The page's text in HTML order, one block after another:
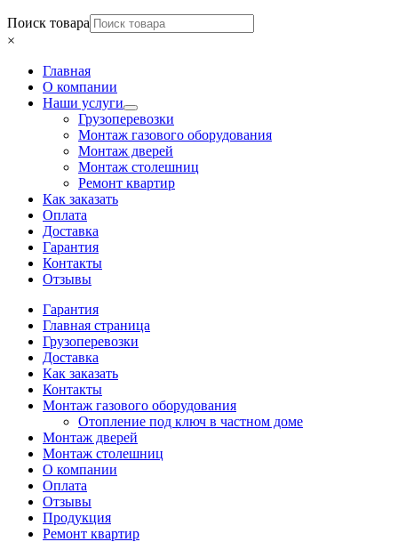
Поиск товара
×
Главная
О компании
Наши услуги
Грузоперевозки
Монтаж газового оборудования
Монтаж дверей
Монтаж столешниц
Ремонт квартир
Как заказать
Оплата
Доставка
Гарантия
Контакты
Отзывы
Гарантия
Главная страница
Грузоперевозки
Доставка
Как заказать
Контакты
Монтаж газового оборудования
Отопление под ключ в частном доме
Монтаж дверей
Монтаж столешниц
О компании
Оплата
Отзывы
Продукция
Ремонт квартир